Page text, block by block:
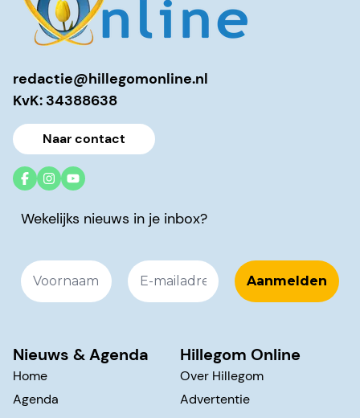
redactie@hillegomonline.nl
KvK: 34388638
Naar contact
Wekelijks nieuws in je inbox?
Nieuws & Agenda
Home
Agenda
Hillegom Online
Over Hillegom
Advertentie